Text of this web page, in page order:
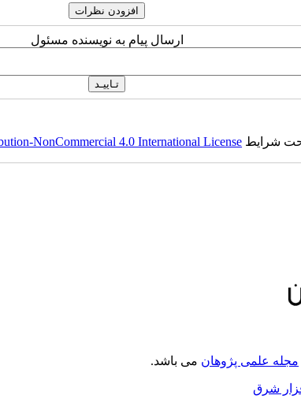
ارسال پیام به نویسنده مسئول
شرایط NonCommercial 4.0 International License
مجله علمی پژوهان می باشد.
شرق